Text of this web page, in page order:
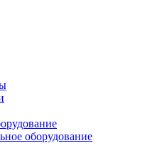
оборудование